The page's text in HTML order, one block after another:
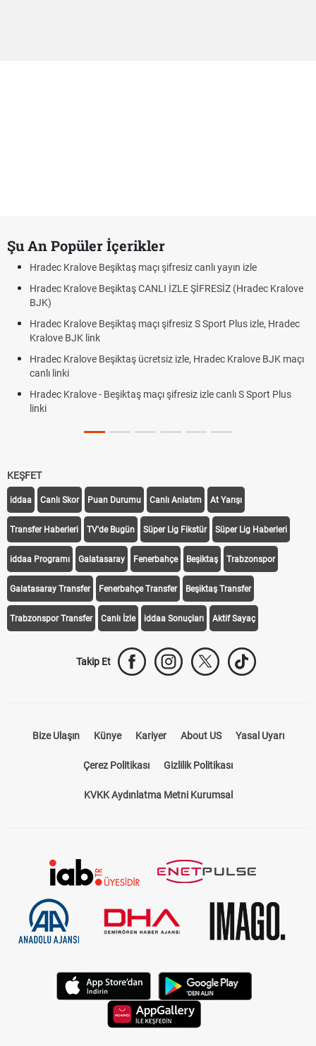
Şu An Popüler İçerikler
Hradec Kralove Beşiktaş maçı şifresiz canlı yayın izle
Hradec Kralove Beşiktaş CANLI İZLE ŞİFRESİZ (Hradec Kralove
BJK)
Hradec Kralove Beşiktaş maçı şifresiz S Sport Plus izle, Hradec
Kralove BJK link
Hradec Kralove Beşiktaş ücretsiz izle, Hradec Kralove BJK maçı
canlı linki
Hradec Kralove - Beşiktaş maçı şifresiz izle canlı S Sport Plus
linki
KEŞFET
iddaa Canlı Skor Puan Durumu Canlı Anlatım At Yarışı
Transfer Haberleri TV'de Bugün Süper Lig Fikstür Süper Lig Haberleri
iddaa Programı Galatasaray Fenerbahçe Beşiktaş Trabzonspor
Galatasaray Transfer Fenerbahçe Transfer Beşiktaş Transfer
Trabzonspor Transfer Canlı İzle iddaa Sonuçları Aktif Sayaç
Takip Et
Bize Ulaşın Künye Kariyer About US Yasal Uyarı
Çerez Politikası Gizlilik Politikası
KVKK Aydınlatma Metni Kurumsal